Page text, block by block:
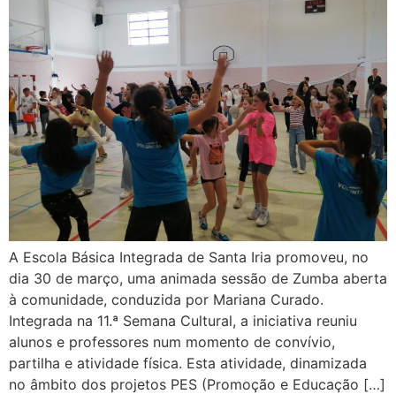
A Escola Básica Integrada de Santa Iria promoveu, no
dia 30 de março, uma animada sessão de Zumba aberta
à comunidade, conduzida por Mariana Curado.
Integrada na 11.ª Semana Cultural, a iniciativa reuniu
alunos e professores num momento de convívio,
partilha e atividade física. Esta atividade, dinamizada
no âmbito dos projetos PES (Promoção e Educação […]